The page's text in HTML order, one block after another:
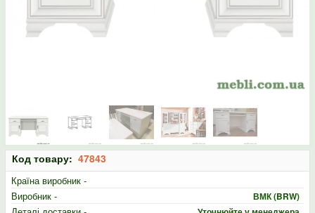
Код товару: 47843
Країна виробник -
Виробник -
ВМК (BRW)